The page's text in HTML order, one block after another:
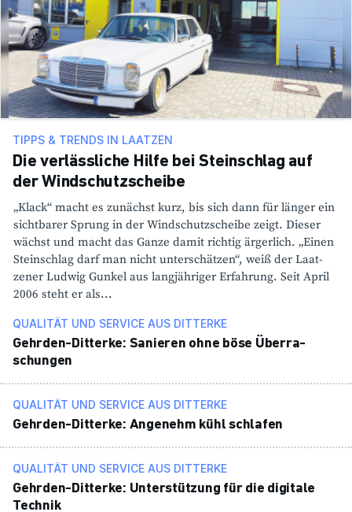
TIPPS & TRENDS IN LAATZEN
Die verlässliche Hilfe bei Steinschlag auf
der Windschutzscheibe
„Klack“ macht es zunächst kurz, bis sich dann für länger ein
sicht­barer Sprung in der Wind­schutz­scheibe zeigt. Dieser
wächst und macht das Ganze damit richtig ärger­lich. „Einen
Stein­schlag darf man nicht unter­schätzen“, weiß der Laat­
zener Ludwig Gunkel aus lang­jäh­riger Erfah­rung. Seit April
2006 steht er als...
QUALITÄT UND SERVICE AUS DITTERKE
Gehrden-Ditterke: Sanieren ohne böse Über­ra­
schungen
QUALITÄT UND SERVICE AUS DITTERKE
Gehrden-Ditterke: Ange­nehm kühl schlafen
QUALITÄT UND SERVICE AUS DITTERKE
Gehrden-Ditterke: Unter­stüt­zung für die digi­tale
Technik